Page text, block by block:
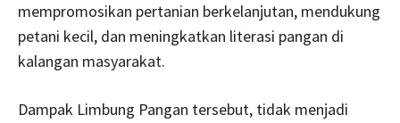
mempromosikan pertanian berkelanjutan, mendukung
petani kecil, dan meningkatkan literasi pangan di
kalangan masyarakat.
Dampak Limbung Pangan tersebut, tidak menjadi